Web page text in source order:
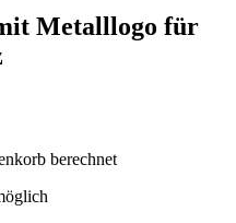
Metalllogo für
berechnet